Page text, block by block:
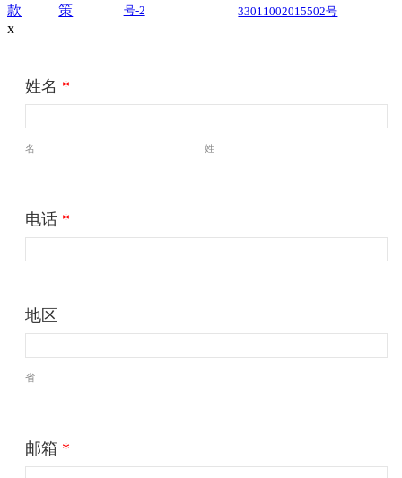
款
策
号-2
33011002015502号
x
姓名 *
名 姓
电话 *
地区
省
邮箱 *